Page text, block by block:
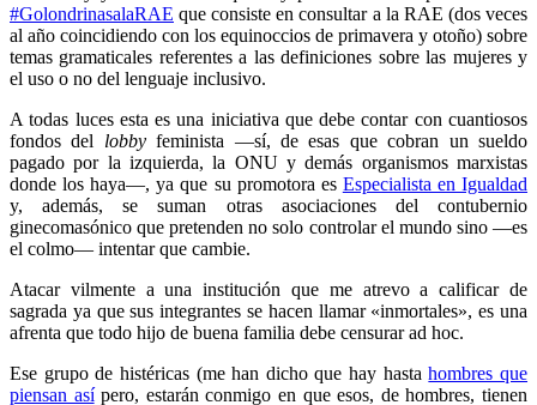
#GolondrinasalaRAE que consiste en consultar a la RAE (dos veces
al año coincidiendo con los equinoccios de primavera y otoño) sobre
temas gramaticales referentes a las definiciones sobre las mujeres y
el uso o no del lenguaje inclusivo.
A todas luces esta es una iniciativa que debe contar con cuantiosos
fondos del lobbyfeminista —sí, de esas que cobran un sueldo
pagado por la izquierda, la ONU y demás organismos marxistas
donde los haya—, ya que su promotora es Especialista en Igualdad
y, además, se suman otras asociaciones del contubernio
ginecomasónico que pretenden no solo controlar el mundo sino —es
el colmo— intentar que cambie.
Atacar vilmente a una institución que me atrevo a calificar de
sagrada ya que sus integrantes se hacen llamar «inmortales», es una
afrenta que todo hijo de buena familia debe censurar ad hoc.
Ese grupo de histéricas (me han dicho que hay hastahombres que
piensan asípero, estarán conmigo en que esos, de hombres, tienen